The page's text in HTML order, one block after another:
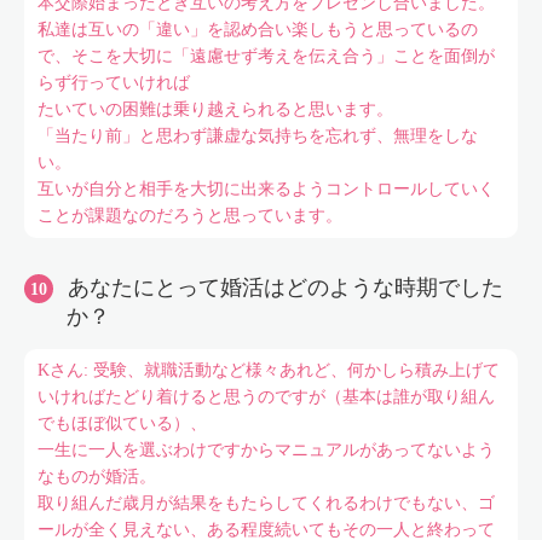
私達は互いの「違い」を認め合い楽しもうと思っているの
で、そこを大切に「遠慮せず考えを伝え合う」ことを面倒が
らず行っていければ
たいていの困難は乗り越えられると思います。
「当たり前」と思わず謙虚な気持ちを忘れず、無理をしな
い。
互いが自分と相手を大切に出来るようコントロールしていく
ことが課題なのだろうと思っています。
あなたにとって婚活はどのような時期でした
か？
Kさん: 受験、就職活動など様々あれど、何かしら積み上げて
いければたどり着けると思うのですが（基本は誰が取り組ん
でもほぼ似ている）、
一生に一人を選ぶわけですからマニュアルがあってないよう
なものが婚活。
取り組んだ歳月が結果をもたらしてくれるわけでもない、ゴ
ールが全く見えない、ある程度続いてもその一人と終わって